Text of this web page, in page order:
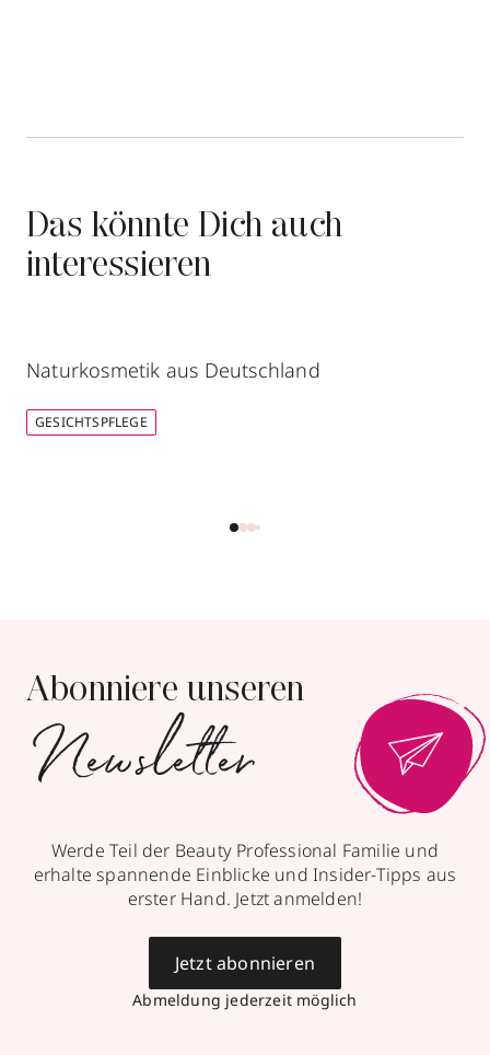
Das könnte Dich auch
interessieren
Naturkosmetik aus Deutschland
GESICHTSPFLEGE
Abonniere unseren
Newsletter
Werde Teil der Beauty Professional Familie und
erhalte spannende Einblicke und Insider-Tipps aus
erster Hand. Jetzt anmelden!
Abmeldung jederzeit möglich
Jetzt abonnieren